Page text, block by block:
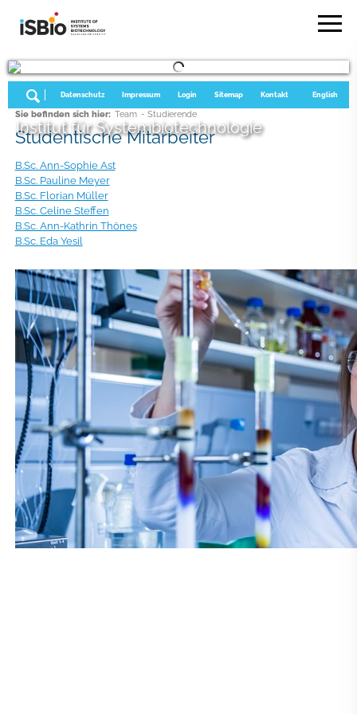
Institut für Systembiotechnologie
English
Kontakt
Sitemap
Login
Impressum
Datenschutz
Sie befinden sich hier: Team - Studierende
Studentische Mitarbeiter
B.Sc. Ann-Sophie Ast
B.Sc. Pauline Meyer
B.Sc. Florian Müller
B.Sc. Celine Steffen
B.Sc. Ann-Kathrin Thönes
B.Sc. Eda Yesil